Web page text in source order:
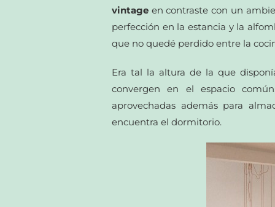
vintage en contraste con un
perfección en la estancia y la
que no quedé perdido entre la
Era tal la altura de la que
convergen en el espacio
aprovechadas además para
encuentra el dormitorio.